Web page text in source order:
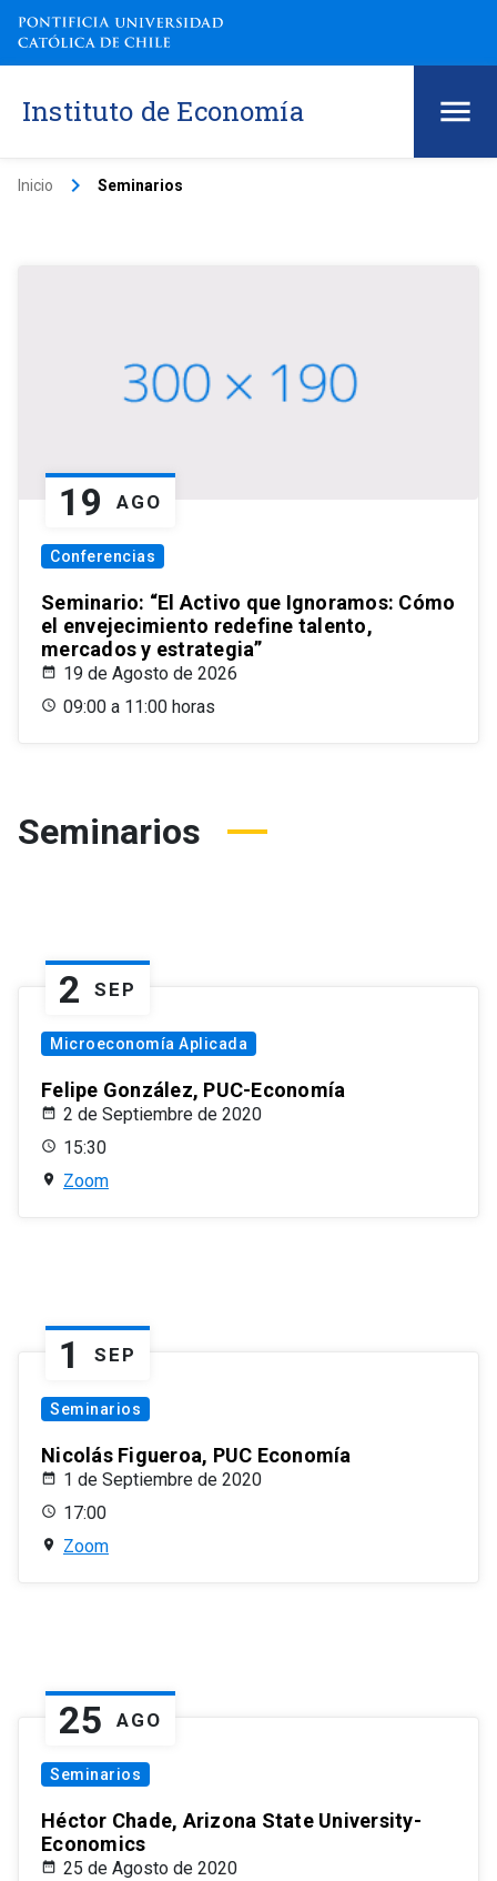
Instituto de Economía
Inicio keyboard_arrow_right Seminarios
19 AGO
Conferencias
Seminario: “El Activo que Ignoramos: Cómo
el envejecimiento redefine talento,
mercados y estrategia”
19 de Agosto de 2026
09:00 a 11:00 horas
Seminarios
2 SEP
Microeconomía Aplicada
Felipe González, PUC-Economía
2 de Septiembre de 2020
15:30
Zoom
1 SEP
Seminarios
Nicolás Figueroa, PUC Economía
1 de Septiembre de 2020
17:00
Zoom
25 AGO
Seminarios
Héctor Chade, Arizona State University-
Economics
25 de Agosto de 2020